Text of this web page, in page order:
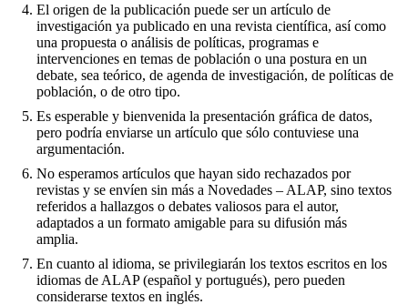
El origen de la publicación puede ser un artículo de
investigación ya publicado en una revista científica, así como
una propuesta o análisis de políticas, programas e
intervenciones en temas de población o una postura en un
debate, sea teórico, de agenda de investigación, de políticas de
población, o de otro tipo.
Es esperable y bienvenida la presentación gráfica de datos,
pero podría enviarse un artículo que sólo contuviese una
argumentación.
No esperamos artículos que hayan sido rechazados por
revistas y se envíen sin más a Novedades – ALAP, sino textos
referidos a hallazgos o debates valiosos para el autor,
adaptados a un formato amigable para su difusión más
amplia.
En cuanto al idioma, se privilegiarán los textos escritos en los
idiomas de ALAP (español y portugués), pero pueden
considerarse textos en inglés.